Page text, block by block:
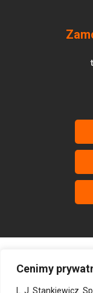
Cenimy
L. J. Stankiewicz.